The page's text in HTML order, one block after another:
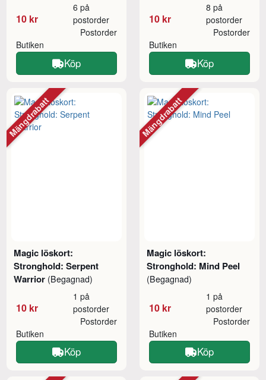
10 kr
6 på
postorder
Butiken
Postorder
Köp
10 kr
8 på
postorder
Butiken
Postorder
Köp
Magic löskort:
Stronghold: Serpent
Warrior (Begagnad)
10 kr
1 på
postorder
Butiken
Postorder
Köp
Mängdrabatt
Magic löskort:
Stronghold: Mind Peel
(Begagnad)
10 kr
1 på
postorder
Butiken
Postorder
Köp
Mängdrabatt